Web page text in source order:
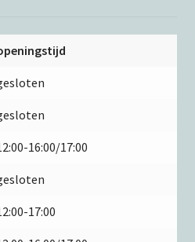
16:00/17:00
17:00